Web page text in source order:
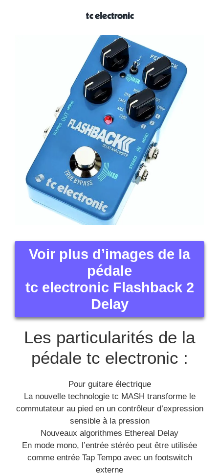
Voir plus d’images de la
pédale
tc electronic Flashback 2
Delay
Les particularités de la
pédale tc electronic :
Pour guitare électrique
La nouvelle technologie tc MASH transforme le
commutateur au pied en un contrôleur d’expression
sensible à la pression
Nouveaux algorithmes Ethereal Delay
En mode mono, l’entrée stéréo peut être utilisée
comme entrée Tap Tempo avec un footswitch
externe